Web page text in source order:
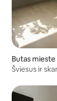
Butas
Šviesus ir